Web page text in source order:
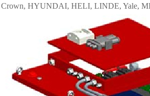
Crown, HYUNDAI, HELI, LINDE, Yale,